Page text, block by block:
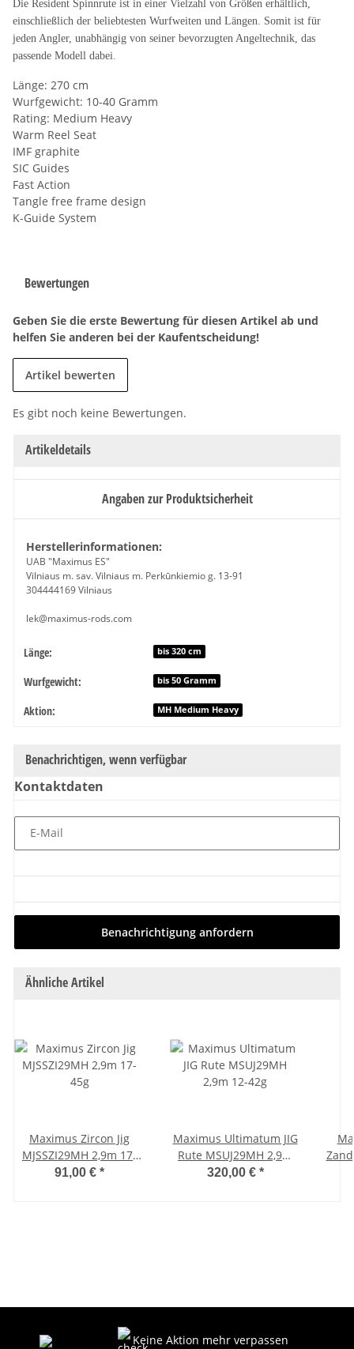
Die Resident Spinnrute ist in einer Vielzahl von Größen erhältlich,
einschließlich der beliebtesten Wurfweiten und Längen. Somit ist für
jeden Angler, unabhängig von seiner bevorzugten Angeltechnik, das
passende Modell dabei.
Länge: 270 cm
Wurfgewicht: 10-40 Gramm
Rating: Medium Heavy
Warm Reel Seat
IMF graphite
SIC Guides
Fast Action
Tangle free frame design
K-Guide System
Bewertungen
Geben Sie die erste Bewertung für diesen Artikel ab und
helfen Sie anderen bei der Kaufentscheidung!
Artikel bewerten
Es gibt noch keine Bewertungen.
Artikeldetails
Angaben zur Produktsicherheit
Herstellerinformationen:
UAB "Maximus ES"
Vilniaus m. sav. Vilniaus m. Perkūnkiemio g. 13-91
304444169 Vilniaus
lek@maximus-rods.com
Produkteigenschaft
Wert
Länge: bis 320 cm
Wurfgewicht: bis 50 Gramm
Aktion: MH Medium Heavy
Benachrichtigen, wenn verfügbar
Kontaktdaten
E-Mail
Benachrichtigung anfordern
Ähnliche Artikel
Maximus Zircon Jig
MJSSZI29MH 2,9m 17-
45g
91,00 € *
Maximus Ultimatum JIG
Rute MSUJ29MH 2,9m
12-42g
320,00 € *
Keine Aktion mehr verpassen